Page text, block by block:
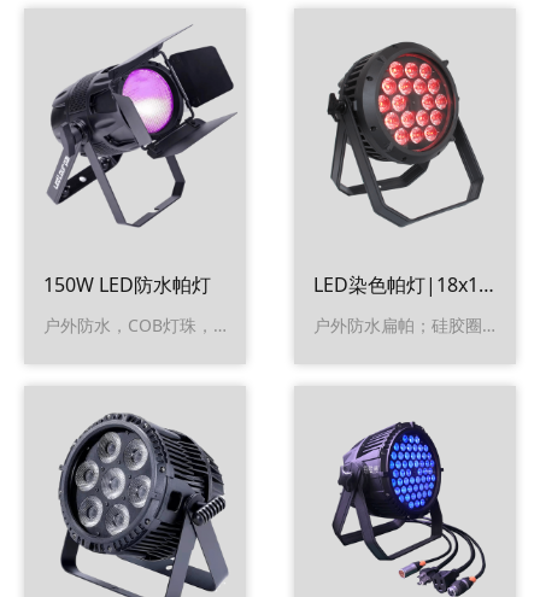
150W LED防水帕灯
户外防水，COB灯珠，染色
LED染色帕灯|18x10W 四合一LED
户外防水扁帕；硅胶圈；4合1LED灯珠